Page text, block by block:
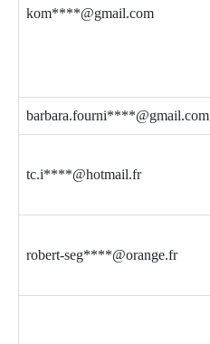
kom****@gmail.com
barbara.fourni****@gmail.com
tc.i****@hotmail.fr
robert-seg****@orange.fr